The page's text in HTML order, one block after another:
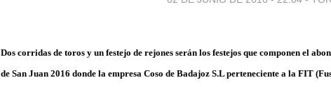
Dos corridas de toros y un festejo de rejones serán los festejos que componen el
de San Juan 2016 donde la empresa Coso de Badajoz S.L perteneciente a la FIT